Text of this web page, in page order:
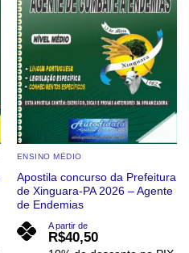
podem
ser
escolhidas
na
página
do
produto
ENSINO MÉDIO
Apostila concurso da Prefeitura
de Xinguara-PA 2026 – Agente
de Endemias
A partir de
R$40,50